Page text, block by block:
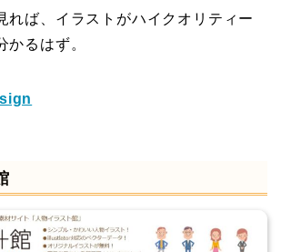
れば、イラストがハイクオリティー
かるはず。